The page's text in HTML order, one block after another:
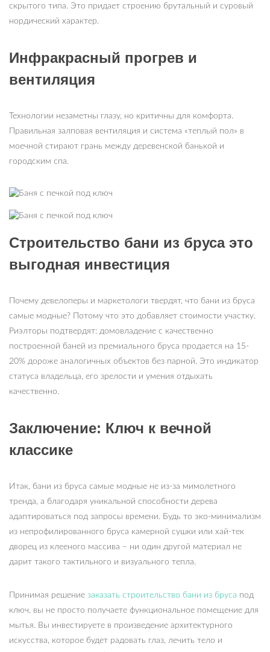
скрытого типа. Это придает строению брутальный и суровый
нордический характер.
Инфракрасный прогрев и
вентиляция
Технологии незаметны глазу, но критичны для комфорта.
Правильная залповая вентиляция и система «теплый пол» в
моечной стирают грань между деревенской банькой и
городским спа.
Строительство бани из бруса это
выгодная инвестиция
Почему девелоперы и маркетологи твердят, что бани из бруса
самые модные? Потому что это добавляет стоимости участку.
Риэлторы подтвердят: домовладение с качественно
построенной баней из премиального бруса продается на 15-
20% дороже аналогичных объектов без парной. Это индикатор
статуса владельца, его зрелости и умения отдыхать
качественно.
Заключение: Ключ к вечной
классике
Итак, бани из бруса самые модные не из-за мимолетного
тренда, а благодаря уникальной способности дерева
адаптироваться под запросы времени. Будь то эко-минимализм
из непрофилированного бруса камерной сушки или хай-тек
дворец из клееного массива – ни один другой материал не
дарит такого тактильного и визуального тепла.
Принимая решение заказать строительство бани из бруса под
ключ, вы не просто получаете функциональное помещение для
мытья. Вы инвестируете в произведение архитектурного
искусства, которое будет радовать глаз, лечить тело и